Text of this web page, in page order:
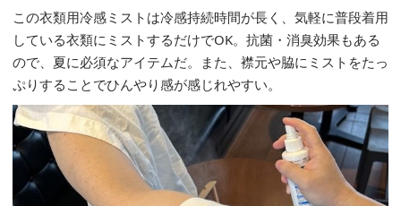
この衣類用冷感ミストは冷感持続時間が長く、気軽に普段着用
している衣類にミストするだけでOK。抗菌・消臭効果もある
ので、夏に必須なアイテムだ。また、襟元や脇にミストをたっ
ぷりすることでひんやり感が感じれやすい。